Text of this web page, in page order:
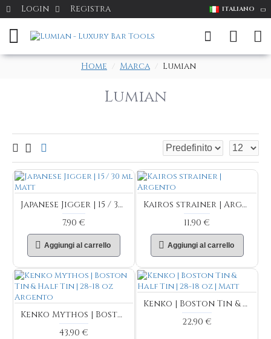
Login Registra ITALIANO
Home Marca Lumian
Lumian
Japanese Jigger | 15 / 30 ml Matt
7,90 €
Aggiungi al carrello
Kairos strainer | Argento
11,90 €
Aggiungi al carrello
Kenko Mythos | Boston Tin & Half Tin | 28-18 oz Argento
43,90 €
Kenko | Boston Tin & Half Tin | 28-18 oz | Matt
22,90 €